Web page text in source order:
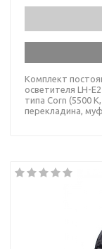
Комплект
осветителя LH-
типа Corn (5500
перекладина,